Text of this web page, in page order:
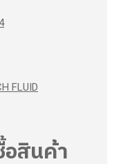
FLUID
อสินค้า